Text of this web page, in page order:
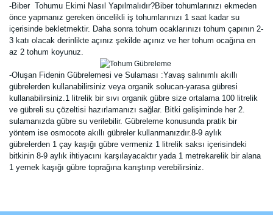
-Biber Tohumu Ekimi Nasıl Yapılmalıdır?Biber tohumlarınızı ekmeden
önce yapmanız gereken öncelikli iş tohumlarınızı 1 saat kadar su
içerisinde bekletmektir. Daha sonra tohum ocaklarınızı tohum çapının 2-
3 katı olacak derinlikte açınız şekilde açınız ve her tohum ocağına en
az 2 tohum koyunuz.
-Oluşan Fidenin Gübrelemesi ve Sulaması :Yavaş salınımlı akıllı
gübrelerden kullanabilirsiniz veya organik solucan-yarasa gübresi
kullanabilirsiniz.1 litrelik bir sıvı organik gübre size ortalama 100 litrelik
ve gübreli su çözeltisi hazırlamanızı sağlar. Bitki gelişiminde her 2.
sulamanızda gübre su verilebilir. Gübreleme konusunda pratik bir
yöntem ise osmocote akıllı gübreler kullanmanızdır.8-9 aylık
gübrelerden 1 çay kaşığı gübre vermeniz 1 litrelik saksı içerisindeki
bitkinin 8-9 aylık ihtiyacını karşılayacaktır yada 1 metrekarelik bir alana
1 yemek kaşığı gübre toprağına karıştırıp verebilirsiniz.
konularda yetersiz gördüğünüz noktaları öneri formunu